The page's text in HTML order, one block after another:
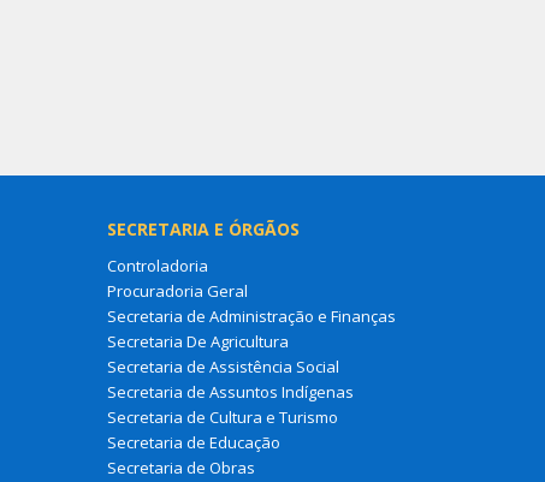
SECRETARIA E ÓRGÃOS
Controladoria
Procuradoria Geral
Secretaria de Administração e Finanças
Secretaria De Agricultura
Secretaria de Assistência Social
Secretaria de Assuntos Indígenas
Secretaria de Cultura e Turismo
Secretaria de Educação
Secretaria de Obras